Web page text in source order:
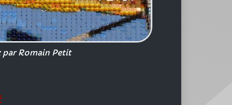
par Romain Petit